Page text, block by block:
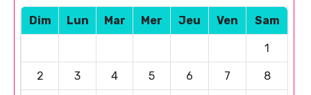
Dim Lun Mar Mer Jeu Ven Sam
1
2 3 4 5 6 7 8